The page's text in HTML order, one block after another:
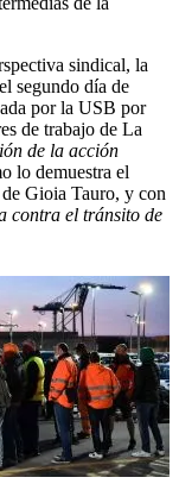
sindical, la
segundo día de
por la USB por
de trabajo de La
de la acción
lo demuestra el
Gioia Tauro, y con
contra el tránsito de